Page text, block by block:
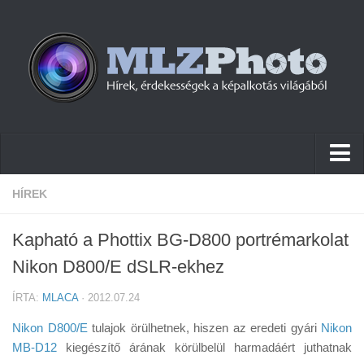
Hírek
Cikkek
Tudástár
HÍREK
Kapható a Phottix BG-D800 portrémarkolat
Nikon D800/E dSLR-ekhez
ÍRTA: MLACA· 2012.07.24
Nikon D800/E tulajok örülhetnek, hiszen az eredeti gyári Nikon
MB-D12 kiegészítő árának körülbelül harmadáért juthatnak